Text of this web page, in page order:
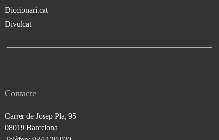
Diccionari.cat
Divulcat
Contacte
Carrer de Josep Pla, 95
08019 Barcelona